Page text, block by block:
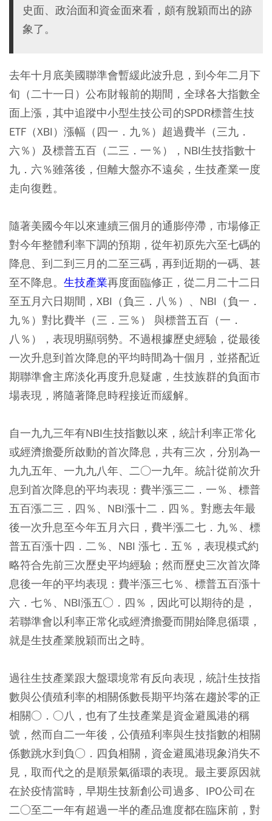
史面、政治面和資金面來看，頗有脫穎而出的跡
象了。
去年十月底美國聯準會暫緩此波升息，到今年二月下
旬（二十一日）公布財報前的期間，全球各大指數全
面上漲，其中追蹤中小型生技公司的SPDR標普生技
ETF（XBI）漲幅（四一．九％）超過費半（三九．
六％）及標普五百（二三．一％），NBI生技指數十
九．六％雖落後，但離大盤亦不遠矣，生技產業一度
走向復甦。
隨著美國今年以來連續三個月的通膨停滯，市場修正
對今年整體利率下調的預期，從年初原先六至七碼的
降息、到二到三月的二至三碼，再到近期的一碼、甚
至不降息。 生技產業再度面臨修正，從二月二十二日
至五月六日期間，XBI（負三．八％）、NBI（負一．
九％）對比費半（三．三％） 與標普五百（一．
八％），表現明顯弱勢。不過根據歷史經驗，從最後
一次升息到首次降息的平均時間為十個月，並搭配近
期聯準會主席淡化再度升息疑慮，生技族群的負面市
場表現，將隨著降息時程接近而緩解。
自一九九三年有NBI生技指數以來，統計利率正常化
或經濟擔憂所啟動的首次降息，共有三次，分別為一
九九五年、一九九八年、二○一九年。統計從前次升
息到首次降息的平均表現：費半漲三二．一％、標普
五百漲二三．四％、NBI漲十二．四％。對應去年最
後一次升息至今年五月六日，費半漲二七．九％、標
普五百漲十四．二％、NBI 漲七．五％，表現模式約
略符合先前三次歷史平均經驗；然而歷史三次首次降
息後一年的平均表現：費半漲三七％、標普五百漲十
六．七％、NBI漲五○．四％，因此可以期待的是，
若聯準會以利率正常化或經濟擔憂而開始降息循環，
就是生技產業脫穎而出之時。
過往生技產業跟大盤環境常有反向表現，統計生技指
數與公債殖利率的相關係數長期平均落在趨於零的正
相關○．○八，也有了生技產業是資金避風港的稱
號，然而自二一年後，公債殖利率與生技指數的相關
係數跳水到負○．四負相關，資金避風港現象消失不
見，取而代之的是順景氣循環的表現。最主要原因就
在於疫情當時，早期生技新創公司過多、IPO公司在
二○至二一年有超過一半的產品進度都在臨床前，對